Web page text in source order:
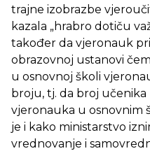
trajne izobrazbe
kazala „hrabro dotiču
također da vjeronauk
obrazovnoj ustanovi
u osnovnoj školi
broju, tj. da broj
vjeronauka u osnovnim
je i kako ministarstvo
vrednovanje i